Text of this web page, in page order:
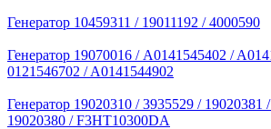
Генератор 10459311 / 19011192 / 4000590
Генератор 19070016 / A0141545402 /
0121546702 / ­A0141544902
Генератор 19020310 / 3935529 / 19020381
19020380 / F3HT10300DA